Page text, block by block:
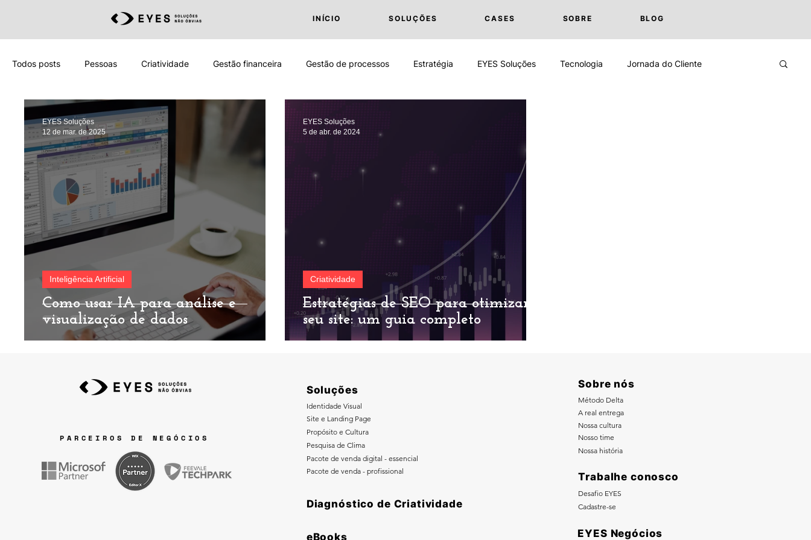
INÍCIO SOLUÇÕES CASES SOBRE BLOG
Todos posts Pessoas Criatividade Gestão financeira Gestão de processos Estratégia EYES Soluções Tecnologia Jornada do Cliente
Inteligência Artificial Incorporação
Como usar IA para análise e
visualização de dados
Inteligência Artificial
EYES Soluções
12 de mar. de 2025
Estratégias de SEO para otimizar
seu site: um guia completo
Criatividade
EYES Soluções
5 de abr. de 2024
PARCEIROS DE NEGÓCIOS
Soluções
Identidade Visual
Site e Landing Page
Propósito e Cultura
Pesquisa de Clima
Pacote de venda digital - essencial
Pacote de venda - profissional
Diagnóstico de Criatividade
eBooks
Sobre nós
Método Delta
A real entrega
Nossa cultura
Nosso time
Nossa história
Trabalhe conosco
Desafio EYES
Cadastre-se
EYES Negócios